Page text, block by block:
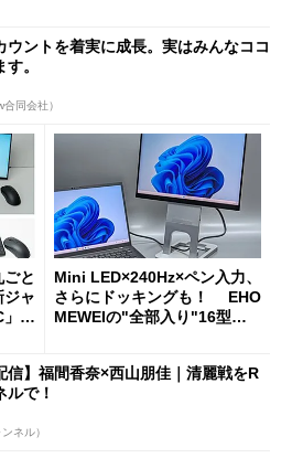
ウントを着実に成長。実はみんなココ
。
同会社）
と
ャ
」の
Mini LED×240Hz×ペン入力、
さらにドッキングも！ EHO
MEWEIの"全部入り"16型モ
信】福間香奈×西山朋佳｜清麗戦をR
ルで！
ネル）